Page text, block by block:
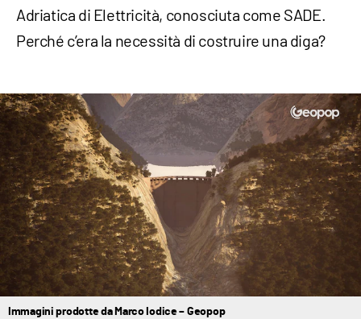
Adriatica di Elettricità, conosciuta come SADE.
Perché c’era la necessità di costruire una diga?
Immagini prodotte da Marco Iodice – Geopop